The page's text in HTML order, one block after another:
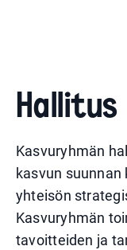
Hallitus
Kasvuryhmän
kasvun
yhteisön
Kasvuryhmän
tavoitteiden ja